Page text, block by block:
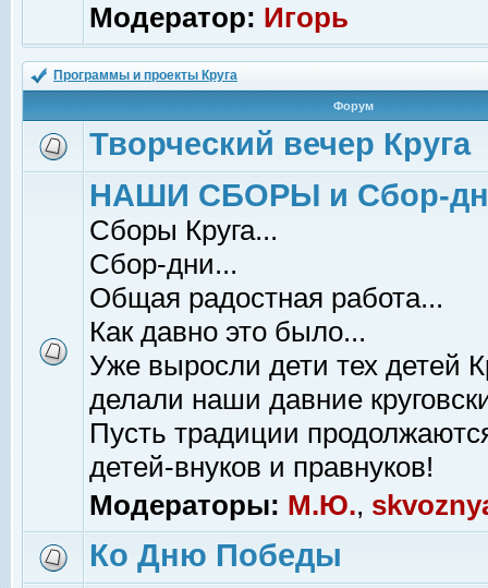
Модератор: Игорь
Программы и проекты Круга
Форум
Творческий вечер Круга
НАШИ СБОРЫ и Сбор-
Сборы Круга...
Сбор-дни...
Общая радостная работа...
Как давно это было...
Уже выросли дети тех детей
делали наши давние
Пусть традиции
детей-внуков и правнуков!
Модераторы: М.Ю.,
Ко Дню Победы